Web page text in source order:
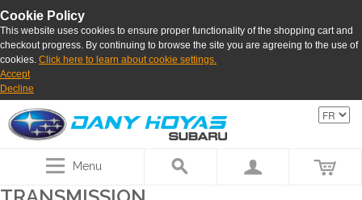
Cookie Policy
This website uses cookies to ensure proper functionality of the shopping cart and
checkout progress. By continuing to browse the site you are agreeing to the use of
cookies. Click here to learn about cookie settings.
Accept
Decline
Menu